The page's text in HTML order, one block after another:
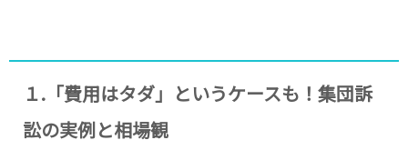
１.「費用はタダ」というケースも！集団訴
訟の実例と相場観